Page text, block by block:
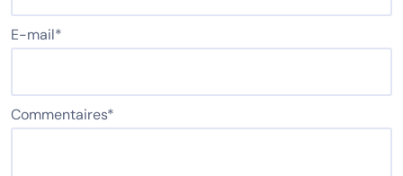
E-mail*
Commentaires*